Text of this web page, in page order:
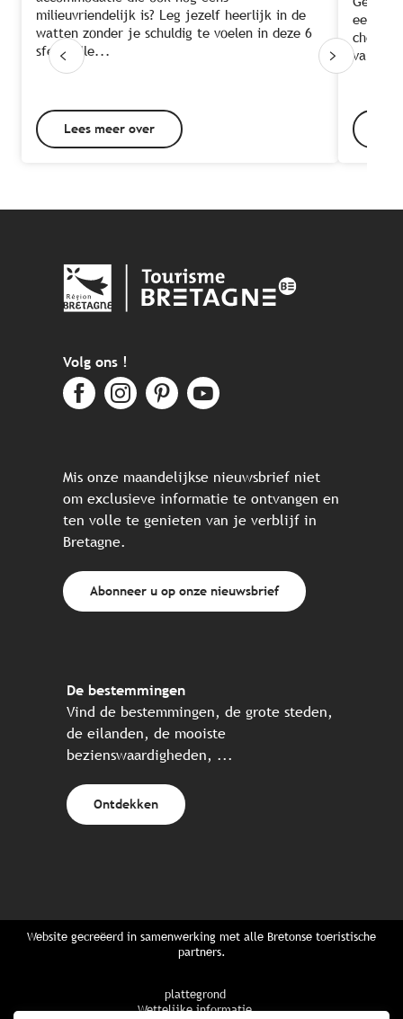
milieuvriendelijk is? Leg jezelf heerlijk in de
watten zonder je schuldig te voelen in deze 6
sfeervolle...
Lees meer over
een
chef-
van
Volg ons !
Mis onze maandelijkse nieuwsbrief niet
om exclusieve informatie te ontvangen en
ten volle te genieten van je verblijf in
Bretagne.
Abonneer u op onze nieuwsbrief
De bestemmingen
Vind de bestemmingen, de grote steden,
de eilanden, de mooiste
bezienswaardigheden, ...
Ontdekken
Website gecreëerd in samenwerking met alle Bretonse toeristische
partners.
plattegrond
Wettelijke informatie